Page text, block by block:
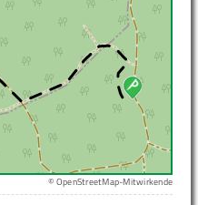
© OpenStreetMap-Mitwirkende